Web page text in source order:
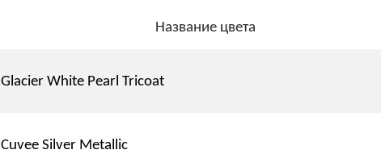
Название цвета
Glacier White Pearl Tricoat
Cuvee Silver Metallic